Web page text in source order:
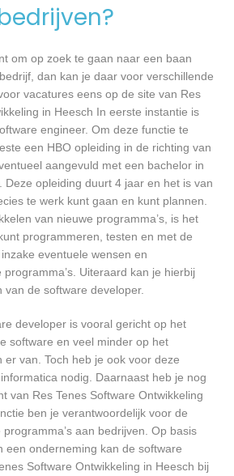
om op zoek te gaan naar een baan
dan kan je daar voor verschillende
vacatures eens op de site van Res
in Heesch In eerste instantie is
engineer. Om deze functie te
een HBO opleiding in de richting van
aangevuld met een bachelor in
Deze opleiding duurt 4 jaar en het is van
te werk kunt gaan en kunt plannen.
van nieuwe programma’s, is het
programmeren, testen en met de
eventuele wensen en
Uiteraard kan je hierbij
de software developer.
developer is vooral gericht op het
software en veel minder op het
er van. Toch heb je ook voor deze
nodig. Daarnaast heb je nog
van Res Tenes Software Ontwikkeling
ben je verantwoordelijk voor de
aan bedrijven. Op basis
een onderneming kan de software
Software Ontwikkeling in Heesch bij